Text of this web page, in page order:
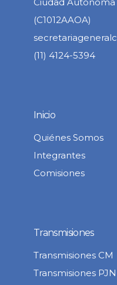
Ciudad
(C1012AAOA)
(11) 4124-5394
Inicio
Quiénes Somos
Integrantes
Comisiones
Transmisiones
Transmisiones CM
Transmisiones PJN